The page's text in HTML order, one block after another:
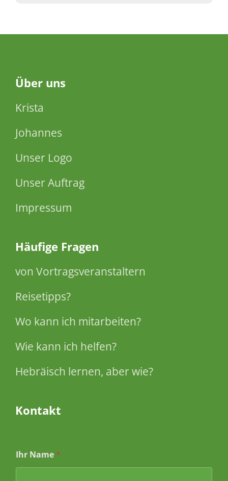
Über uns
Krista
Johannes
Unser Logo
Unser Auftrag
Impressum
Häufige Fragen
von Vortragsveranstaltern
Reisetipps?
Wo kann ich mitarbeiten?
Wie kann ich helfen?
Hebräisch lernen, aber wie?
Kontakt
Ihr Name *